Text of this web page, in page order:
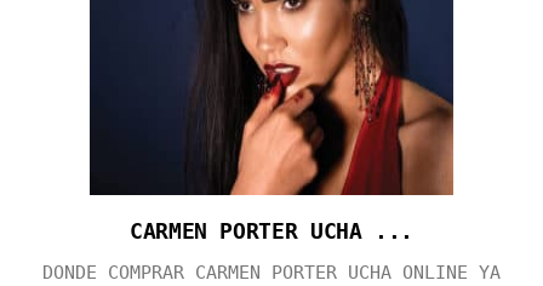
CARMEN PORTER UCHA ...
DONDE COMPRAR CARMEN PORTER UCHA ONLINE YA